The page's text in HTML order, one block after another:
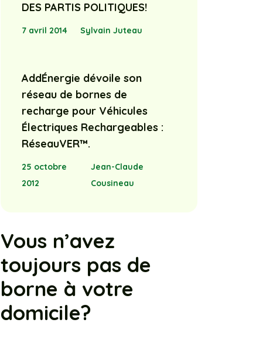
DES PARTIS POLITIQUES!
7 avril 2014 Sylvain Juteau
AddÉnergie dévoile son
réseau de bornes de
recharge pour Véhicules
Électriques Rechargeables :
RéseauVER™.
25 octobre
2012
Jean-Claude
Cousineau
Vous n’avez
toujours pas de
borne à votre
domicile?